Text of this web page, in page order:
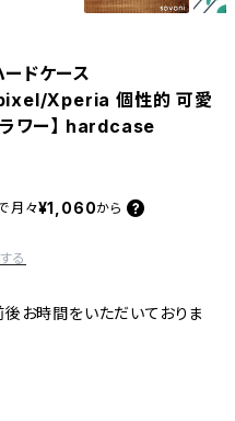
ドケース
Xperia 個性的 可愛
ラワー】 hardcase
月々¥1,060から
る
お時間をいただいておりま